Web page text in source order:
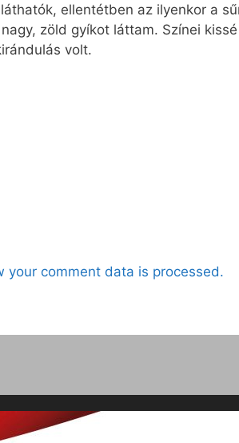
ellentétben az ilyenkor a
zöld gyíkot láttam. Színei
volt.
your comment data is processed.